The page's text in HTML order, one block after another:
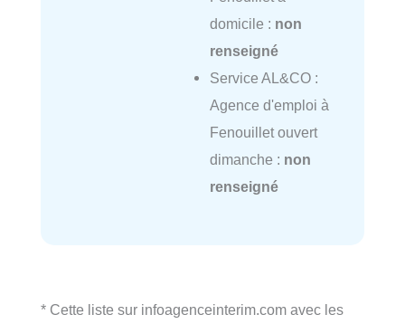
domicile : non
renseigné
Service AL&CO :
Agence d'emploi à
Fenouillet ouvert
dimanche : non
renseigné
* Cette liste sur infoagenceinterim.com avec les